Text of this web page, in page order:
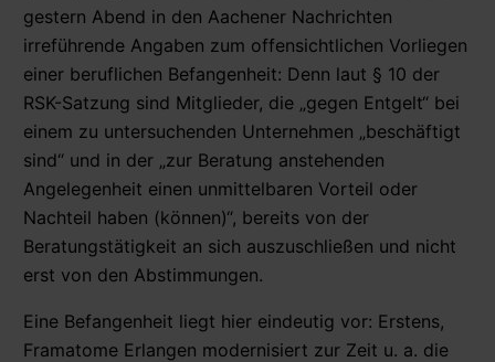
gestern Abend in den Aachener Nachrichten
irreführende Angaben zum offensichtlichen Vorliegen
einer beruflichen Befangenheit: Denn laut § 10 der
RSK-Satzung sind Mitglieder, die „gegen Entgelt“ bei
einem zu untersuchenden Unternehmen „beschäftigt
sind“ und in der „zur Beratung anstehenden
Angelegenheit einen unmittelbaren Vorteil oder
Nachteil haben (können)“, bereits von der
Beratungstätigkeit an sich auszuschließen und nicht
erst von den Abstimmungen.
Eine Befangenheit liegt hier eindeutig vor: Erstens,
Framatome Erlangen modernisiert zur Zeit u. a. die